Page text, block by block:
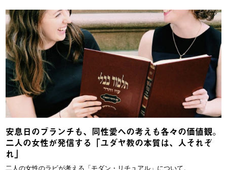
安息日のブランチも、同性愛への考えも各々の価値観。
二人の女性が発信する「ユダヤ教の本質は、人それぞ
れ」
二人の女性のラビが考える「モダン・リチュアル」について。